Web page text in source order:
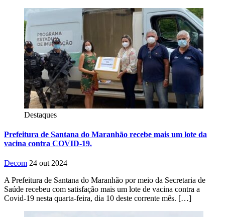
Destaques
Prefeitura de Santana do Maranhão recebe mais um lote da
vacina contra COVID-19.
Decom 24 out 2024
A Prefeitura de Santana do Maranhão por meio da Secretaria de
Saúde recebeu com satisfação mais um lote de vacina contra a
Covid-19 nesta quarta-feira, dia 10 deste corrente mês. […]